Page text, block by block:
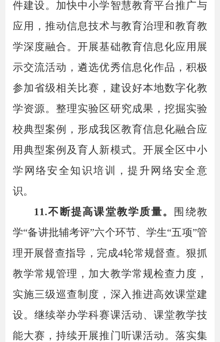
件建设。加快中小学智慧教育平台推广与
应用，推动信息技术与教育治理和教育教
学深度融合。开展基础教育信息化应用展
示交流活动，遴选优秀信息化作品，积极
参加省级相关比赛，建设好本地数字化教
学资源。整理实验区研究成果，挖掘实验
校典型案例，形成我区教育信息化融合应
用典型案例及育人新模式。开展全区中小
学网络安全知识培训，提升网络安全意
识。
11.不断提高课堂教学质量。
围绕教
学“备讲批辅考评”六个环节、学生“五项”管
理开展督查指导，完成4轮常规督查。狠抓
教学常规管理，加大教学常规检查力度，
实施三级巡查制度，深入推进高效课堂建
设。继续举办学科赛课活动、课堂教学技
能大赛，持续开展推门听课活动。落实集